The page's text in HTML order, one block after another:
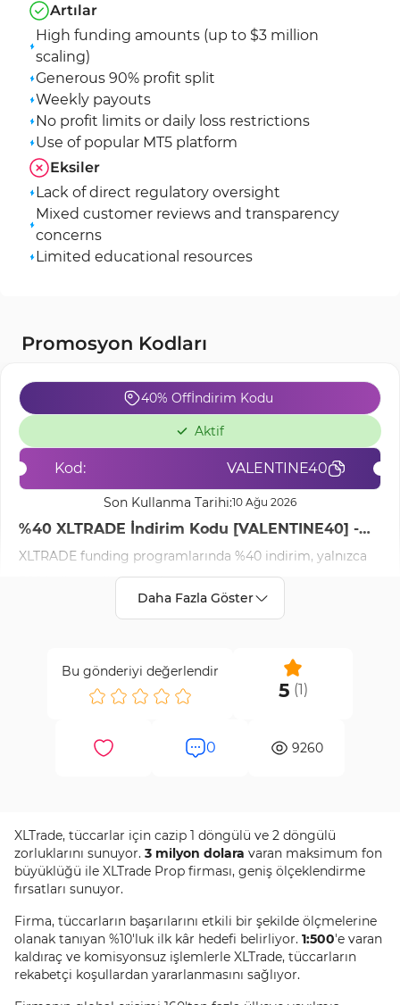
Artılar
High funding amounts (up to $3 million
scaling)
Generous 90% profit split
Weekly payouts
No profit limits or daily loss restrictions
Use of popular MT5 platform
Eksiler
Lack of direct regulatory oversight
Mixed customer reviews and transparency
concerns
Limited educational resources
Promosyon Kodları
40% Offİndirim Kodu
Aktif
Son Kullanma Tarihi:10 Ağu 2026
Kod: VALENTINE40
%40 XLTRADE İndirim Kodu [VALENTINE40] -
Feb 15th, 2026
XLTRADE funding programlarında %40 indirim, yalnızca
500 kullanım ile sınırlıdır.
Detaylar Satın Al
Daha Fazla Göster
5 (1 )
Bu gönderiyi değerlendir
0 9260
XLTrade, tüccarlar için cazip 1 döngülü ve 2 döngülü
zorluklarını sunuyor. 3 milyon dolara varan maksimum fon
büyüklüğü ile XLTrade Prop firması, geniş ölçeklendirme
fırsatları sunuyor.
Firma, tüccarların başarılarını etkili bir şekilde ölçmelerine
olanak tanıyan %10'luk ilk kâr hedefi belirliyor. 1:500'e varan
kaldıraç ve komisyonsuz işlemlerle XLTrade, tüccarların
rekabetçi koşullardan yararlanmasını sağlıyor.